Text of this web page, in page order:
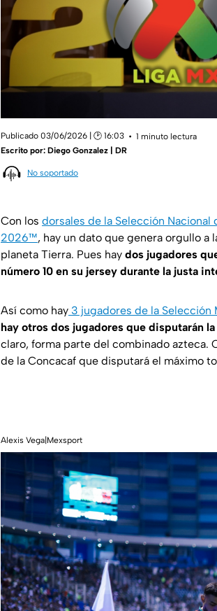
Publicado 03/06/2026 | 🕑 16:03
1 minuto lectura
Escrito por: Diego Gonzalez | DR
No soportado
Con los dorsales de la Selección Nacional
2026™, hay un dato que genera orgullo a
planeta Tierra. Pues hay dos jugadores
número 10 en su jersey durante la justa
Así como hay 3 jugadores de la Selección
hay otros dos jugadores que disputarán
claro, forma parte del combinado azteca.
de la Concacaf que disputará el máximo
Alexis Vega|Mexsport